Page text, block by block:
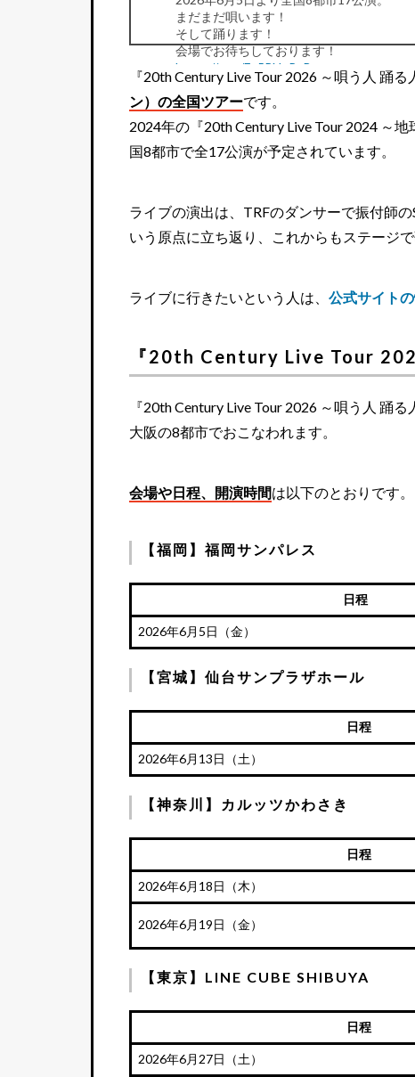
まだまだ唄います​！
そして踊ります​！
会場でお​待ちしております！
https://t.co/Fp5RNpPpBz
byスタッフ#トニセン#20thCentury
— 20th Century (@20thCentury_SIN)
『20th Century Live Tour 2026 ～唄う人 踊
ン）の全国ツアーです。
2024年の『20th Century Live Tour 2024 ～地
国8都市で全17公演が予定されています。
ライブの演出は、TRFのダンサーで振付師
いう原点に立ち返り、これからもステージ
ライブに行きたいという人は、 公式サイト
『20th Century Live Tour
『20th Century Live Tour 2026 ～唄う人 踊
大阪の8都市でおこなわれます。
会場や日程、開演時間は以下のとおりです。
【福岡】福岡サンパレス
日程
2026年6月5日（金）
【宮城】仙台サンプラザホール
日程
2026年6月13日（土）
【神奈川】カルッツかわさき
日程
2026年6月18日（木）
2026年6月19日（金）
【東京】LINE CUBE SHIBUYA
日程
2026年6月27日（土）